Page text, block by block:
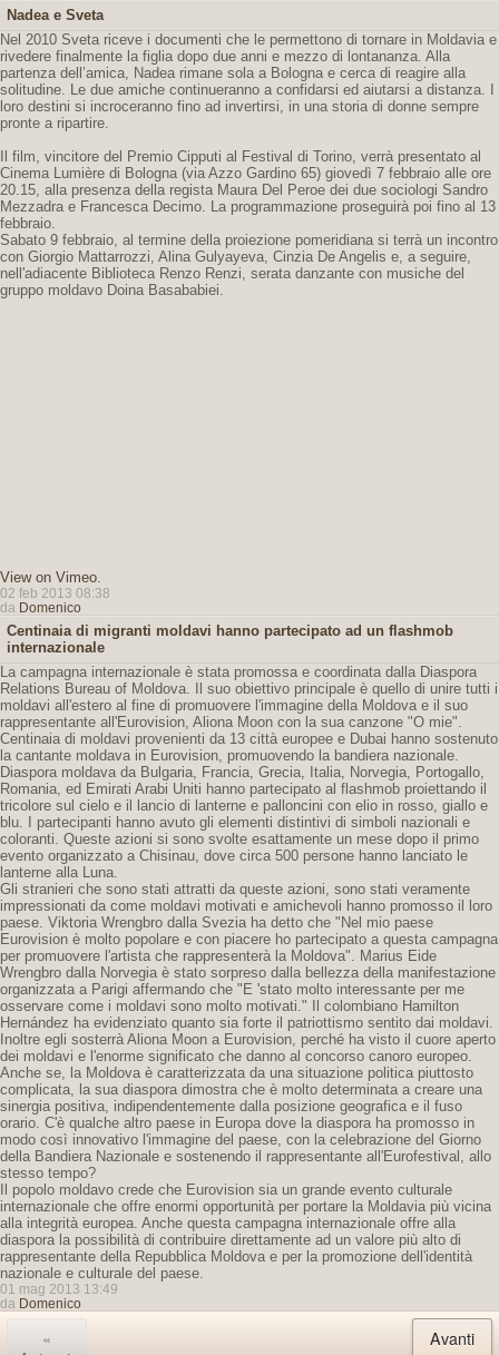
Nadea e Sveta
Nel 2010 Sveta riceve i documenti che le permettono di tornare in Moldavia e
rivedere finalmente la figlia dopo due anni e mezzo di lontananza. Alla
partenza dell’amica, Nadea rimane sola a Bologna e cerca di reagire alla
solitudine. Le due amiche continueranno a confidarsi ed aiutarsi a distanza. I
loro destini si incroceranno fino ad invertirsi, in una storia di donne sempre
pronte a ripartire.
Il film, vincitore del Premio Cipputi al Festival di Torino, verrà presentato al
Cinema Lumière di Bologna (via Azzo Gardino 65) giovedì 7 febbraio alle ore
20.15, alla presenza della regista Maura Del Peroe dei due sociologi Sandro
Mezzadra e Francesca Decimo. La programmazione proseguirà poi fino al 13
febbraio.
Sabato 9 febbraio, al termine della proiezione pomeridiana si terrà un incontro
con Giorgio Mattarrozzi, Alina Gulyayeva, Cinzia De Angelis e, a seguire,
nell'adiacente Biblioteca Renzo Renzi, serata danzante con musiche del
gruppo moldavo Doina Basababiei.
View on Vimeo.
02 feb 2013 08:38
da Domenico
Centinaia di migranti moldavi hanno partecipato ad un flashmob
internazionale
La campagna internazionale è stata promossa e coordinata dalla Diaspora
Relations Bureau of Moldova. Il suo obiettivo principale è quello di unire tutti i
moldavi all'estero al fine di promuovere l'immagine della Moldova e il suo
rappresentante all'Eurovision, Aliona Moon con la sua canzone "O mie".
Centinaia di moldavi provenienti da 13 città europee e Dubai hanno sostenuto
la cantante moldava in Eurovision, promuovendo la bandiera nazionale.
Diaspora moldava da Bulgaria, Francia, Grecia, Italia, Norvegia, Portogallo,
Romania, ed Emirati Arabi Uniti hanno partecipato al flashmob proiettando il
tricolore sul cielo e il lancio di lanterne e palloncini con elio in rosso, giallo e
blu. I partecipanti hanno avuto gli elementi distintivi di simboli nazionali e
coloranti. Queste azioni si sono svolte esattamente un mese dopo il primo
evento organizzato a Chisinau, dove circa 500 persone hanno lanciato le
lanterne alla Luna.
Gli stranieri che sono stati attratti da queste azioni, sono stati veramente
impressionati da come moldavi motivati ​​e amichevoli hanno promosso il loro
paese. Viktoria Wrengbro dalla Svezia ha detto che "Nel mio paese
Eurovision è molto popolare e con piacere ho partecipato a questa campagna
per promuovere l'artista che rappresenterà la Moldova". Marius Eide
Wrengbro dalla Norvegia è stato sorpreso dalla bellezza della manifestazione
organizzata a Parigi affermando che "E 'stato molto interessante per me
osservare come i moldavi sono molto motivati." Il colombiano Hamilton
Hernández ha evidenziato quanto sia forte il patriottismo sentito dai moldavi.
Inoltre egli sosterrà Aliona Moon a Eurovision, perché ha visto il cuore aperto
dei moldavi e l'enorme significato che danno al concorso canoro europeo.
Anche se, la Moldova è caratterizzata da una situazione politica piuttosto
complicata, la sua diaspora dimostra che è molto determinata a creare una
sinergia positiva, indipendentemente dalla posizione geografica e il fuso
orario. C'è qualche altro paese in Europa dove la diaspora ha promosso in
modo così innovativo l'immagine del paese, con la celebrazione del Giorno
della Bandiera Nazionale e sostenendo il rappresentante all'Eurofestival, allo
stesso tempo?
Il popolo moldavo crede che Eurovision sia un grande evento culturale
internazionale che offre enormi opportunità per portare la Moldavia più vicina
alla integrità europea. Anche questa campagna internazionale offre alla
diaspora la possibilità di contribuire direttamente ad un valore più alto di
rappresentante della Repubblica Moldova e per la promozione dell'identità
nazionale e culturale del paese.
01 mag 2013 13:49
da Domenico
«
Avanti